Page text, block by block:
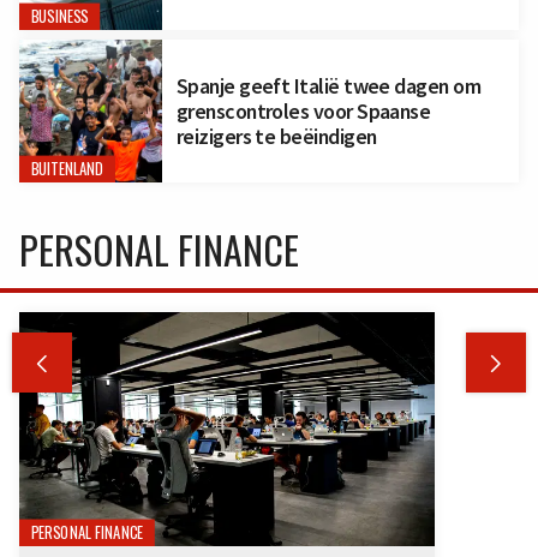
BUSINESS
BUITENLAND
Spanje geeft Italië twee dagen om
grenscontroles voor Spaanse
reizigers te beëindigen
PERSONAL FINANCE
 
PERSONAL FINANCE